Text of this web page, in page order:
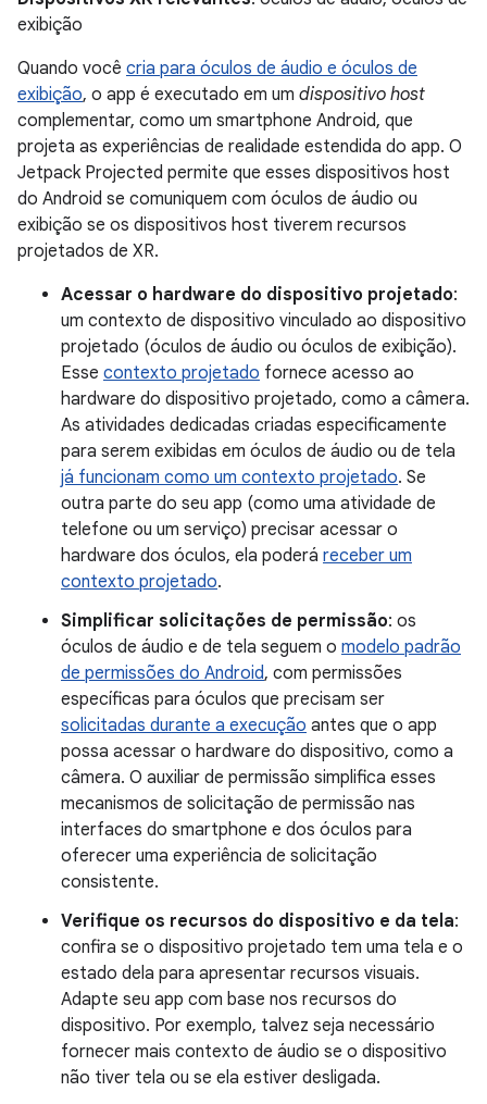
exibição
Quando você cria para óculos de áudio e óculos de
exibição, o app é executado em um dispositivo host
complementar, como um smartphone Android, que
projeta as experiências de realidade estendida do app. O
Jetpack Projected permite que esses dispositivos host
do Android se comuniquem com óculos de áudio ou
exibição se os dispositivos host tiverem recursos
projetados de XR.
Acessar o hardware do dispositivo projetado:
um contexto de dispositivo vinculado ao dispositivo
projetado (óculos de áudio ou óculos de exibição).
Esse contexto projetado fornece acesso ao
hardware do dispositivo projetado, como a câmera.
As atividades dedicadas criadas especificamente
para serem exibidas em óculos de áudio ou de tela
já funcionam como um contexto projetado. Se
outra parte do seu app (como uma atividade de
telefone ou um serviço) precisar acessar o
hardware dos óculos, ela poderá receber um
contexto projetado.
Simplificar solicitações de permissão: os
óculos de áudio e de tela seguem o modelo padrão
de permissões do Android, com permissões
específicas para óculos que precisam ser
solicitadas durante a execução antes que o app
possa acessar o hardware do dispositivo, como a
câmera. O auxiliar de permissão simplifica esses
mecanismos de solicitação de permissão nas
interfaces do smartphone e dos óculos para
oferecer uma experiência de solicitação
consistente.
Verifique os recursos do dispositivo e da tela:
confira se o dispositivo projetado tem uma tela e o
estado dela para apresentar recursos visuais.
Adapte seu app com base nos recursos do
dispositivo. Por exemplo, talvez seja necessário
fornecer mais contexto de áudio se o dispositivo
não tiver tela ou se ela estiver desligada.